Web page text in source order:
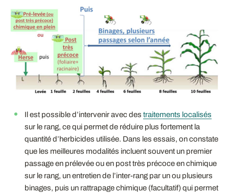
Il est possible d’intervenir avec des traitements localisés
sur le rang, ce qui permet de réduire plus fortement la
quantité d’herbicides utilisée. Dans les essais, on constate
que les meilleures modalités incluent souvent un premier
passage en prélevée ou en post très précoce en chimique
sur le rang, un entretien de l’inter-rang par un ou plusieurs
binages, puis un rattrapage chimique (facultatif) qui permet